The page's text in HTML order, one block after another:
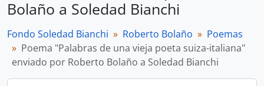
Bolaño a Soledad Bianchi
Fondo Soledad Bianchi Roberto Bolaño
Poemas
Poema "Palabras de una vieja poeta suiza-italiana"
enviado por Roberto Bolaño a Soledad Bianchi